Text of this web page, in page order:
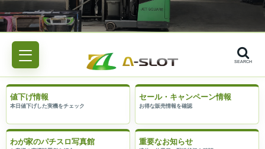
SEARCH
値下げ情報 セール・キャンペーン情報
わが家のパチスロ写真館 重要なお知らせ